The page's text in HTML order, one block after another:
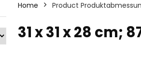
Home Product
‎31 x 31 x 28 cm;